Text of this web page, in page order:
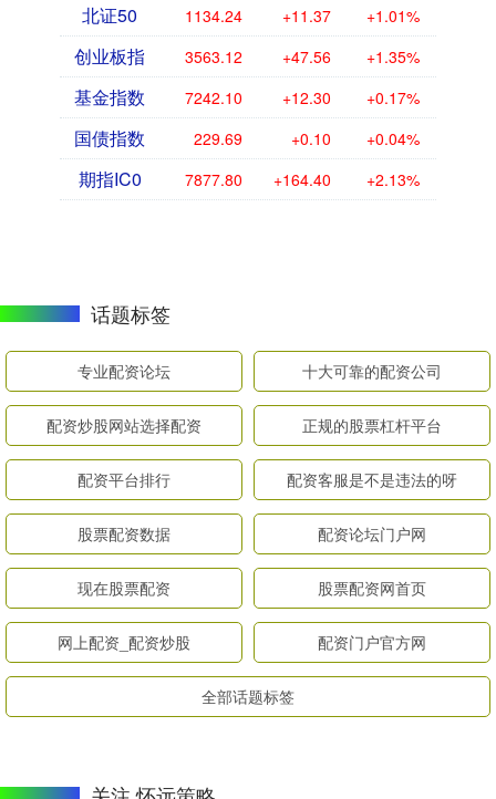
北证50 1134.24 +11.37 +1.01%
创业板指 3563.12 +47.56 +1.35%
基金指数 7242.10 +12.30 +0.17%
国债指数 229.69 +0.10 +0.04%
期指IC0 7877.80 +164.40 +2.13%
话题标签
专业配资论坛 十大可靠的配资公司
配资炒股网站选择配资 正规的股票杠杆平台
配资平台排行 配资客服是不是违法的呀
股票配资数据 配资论坛门户网
现在股票配资 股票配资网首页
网上配资_配资炒股 配资门户官方网
全部话题标签